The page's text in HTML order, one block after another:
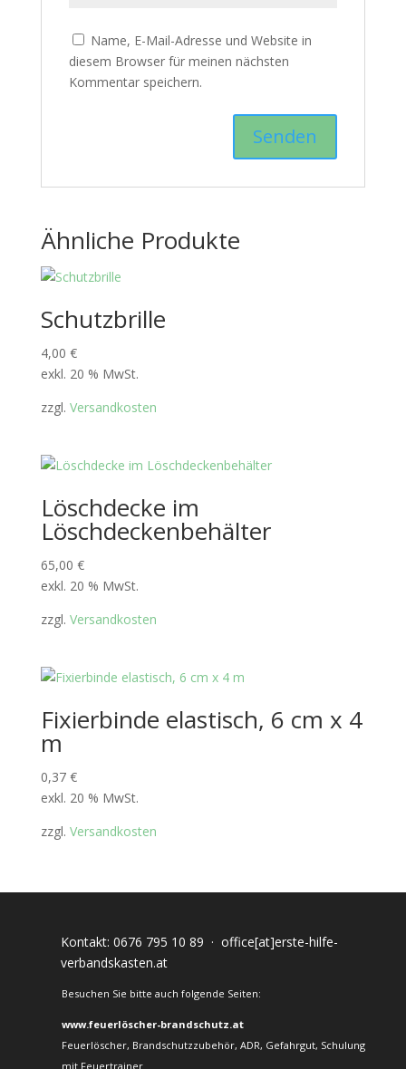
Name, E-Mail-Adresse und Website in
diesem Browser für meinen nächsten
Kommentar speichern.
Ähnliche Produkte
Schutzbrille
4,00 €
exkl. 20 % MwSt.
zzgl. Versandkosten
Löschdecke im
Löschdeckenbehälter
65,00 €
exkl. 20 % MwSt.
zzgl. Versandkosten
Fixierbinde elastisch, 6 cm x 4
m
0,37 €
exkl. 20 % MwSt.
zzgl. Versandkosten
Kontakt: 0676 795 10 89 · office[at]erste-hilfe-
verbandskasten.at
Besuchen Sie bitte auch folgende Seiten:
www.feuerlöscher-brandschutz.at
Feuerlöscher, Brandschutzzubehör, ADR, Gefahrgut, Schulung
mit Feuertrainer